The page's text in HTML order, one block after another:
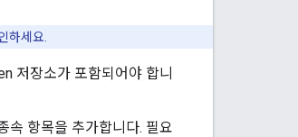
하세요.
저장소가 포함되어야 합니
항목을 추가합니다. 필요